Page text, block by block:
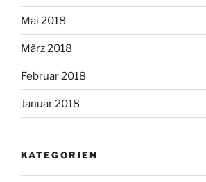
Mai 2018
März 2018
Februar 2018
Januar 2018
KATEGORIEN